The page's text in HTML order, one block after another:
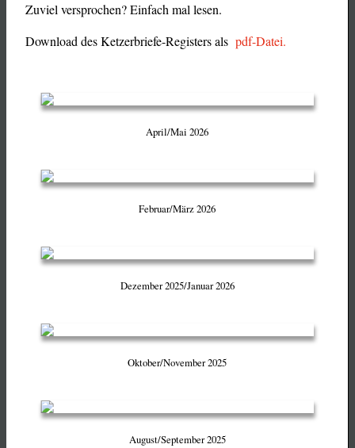
Zuviel versprochen? Einfach mal lesen.
Download des Ketzerbriefe-Registers als pdf-Datei.
April/Mai 2026
Februar/März 2026
Dezember 2025/Januar 2026
Oktober/November 2025
August/September 2025